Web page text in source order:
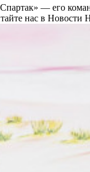
— его
нас в Новости